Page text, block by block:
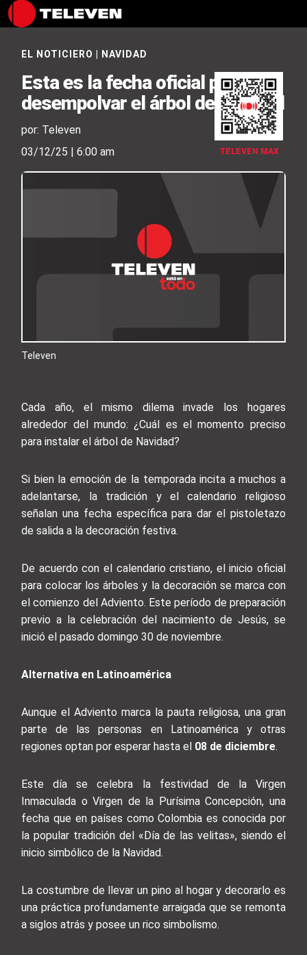
TELEVEN MAX
EL NOTICIERO NAVIDAD
Esta es la fecha oficial para
desempolvar el árbol de Navidad
por: Televen
03/12/25 | 6:00 am
Televen
Cada año, el mismo dilema invade los hogares
alrededor del mundo: ¿Cuál es el momento preciso
para instalar el árbol de Navidad?
Si bien la emoción de la temporada incita a muchos a
adelantarse, la tradición y el calendario religioso
señalan una fecha específica para dar el pistoletazo
de salida a la decoración festiva.
De acuerdo con el calendario cristiano, el inicio oficial
para colocar los árboles y la decoración se marca con
el comienzo del Adviento. Este período de preparación
previo a la celebración del nacimiento de Jesús, se
inició el pasado domingo 30 de noviembre.
Alternativa en Latinoamérica
Aunque el Adviento marca la pauta religiosa, una gran
parte de las personas en Latinoamérica y otras
regiones optan por esperar hasta el 08 de diciembre.
Este día se celebra la festividad de la Virgen
Inmaculada o Virgen de la Purísima Concepción, una
fecha que en países como Colombia es conocida por
la popular tradición del «Día de las velitas», siendo el
inicio simbólico de la Navidad.
La costumbre de llevar un pino al hogar y decorarlo es
una práctica profundamente arraigada que se remonta
a siglos atrás y posee un rico simbolismo.